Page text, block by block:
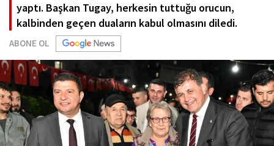
yaptı. Başkan Tugay, herkesin tuttuğu orucun,
kalbinden geçen duaların kabul olmasını diledi.
ABONE OL